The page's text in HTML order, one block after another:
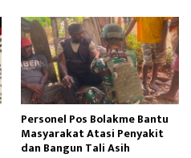
Personel Pos Bolakme Bantu
Masyarakat Atasi Penyakit
dan Bangun Tali Asih